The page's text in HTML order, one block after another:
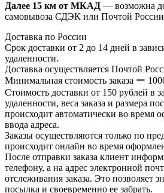
Далее 15 км от МКАД — возможна
самовывоза СДЭК или Почтой России
Доставка по России
Срок доставки от 2 до 14 дней в
удаленности.
Доставка осуществляется Почтой
Минимальная стоимость заказа ー
Стоимость доставки от 150 рублей в
удаленности, веса заказа и размера
происходит автоматически во время
ввода адреса.
Заказы осуществляются только по
происходит онлайн во время
После отправки заказа клиент
телефону, а на адрес электронной
отслеживания заказа. Это позволяет
посылка и своевременно ее забрать.